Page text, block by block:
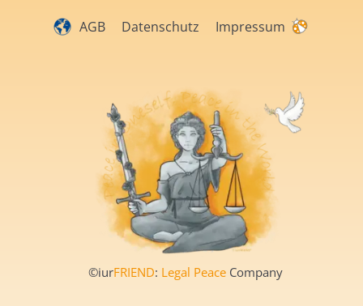
AGB Datenschutz Impressum
©iurFRIEND: Legal Peace Company